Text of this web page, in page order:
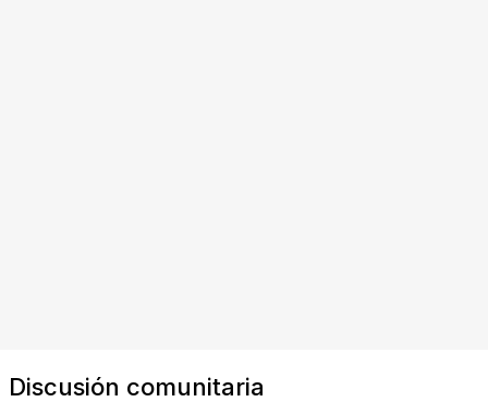
Discusión comunitaria